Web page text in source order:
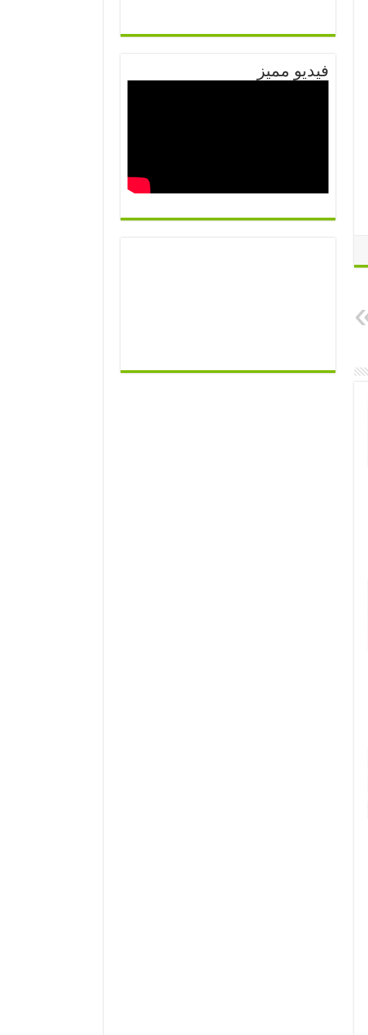
فيديو مميز